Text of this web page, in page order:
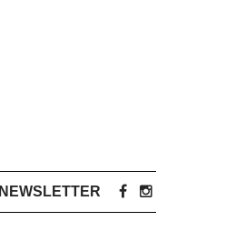
NEWSLETTER